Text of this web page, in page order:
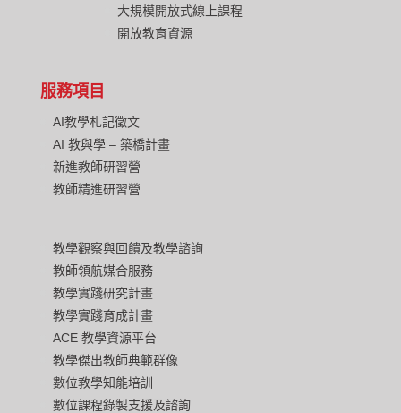
大規模開放式線上課程
開放教育資源
服務項目
AI教學札記徵文
AI 教與學 – 築橋計畫
新進教師研習營
教師精進研習營
教學觀察與回饋及教學諮詢
教師領航媒合服務
教學實踐研究計畫
教學實踐育成計畫
ACE 教學資源平台
教學傑出教師典範群像
數位教學知能培訓
數位課程錄製支援及諮詢